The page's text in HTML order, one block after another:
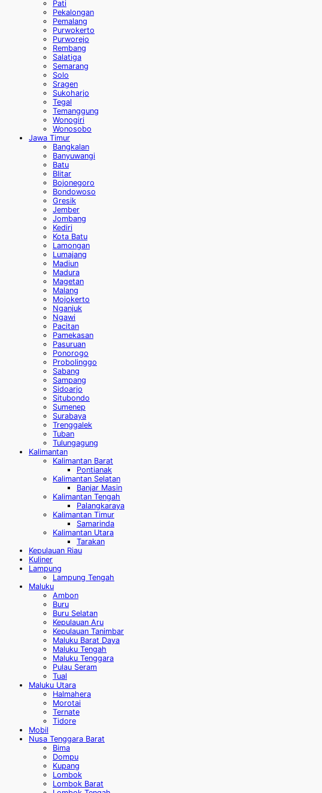
Pati
Pekalongan
Pemalang
Purwokerto
Purworejo
Rembang
Salatiga
Semarang
Solo
Sragen
Sukoharjo
Tegal
Temanggung
Wonogiri
Wonosobo
Jawa Timur
Bangkalan
Banyuwangi
Batu
Blitar
Bojonegoro
Bondowoso
Gresik
Jember
Jombang
Kediri
Kota Batu
Lamongan
Lumajang
Madiun
Madura
Magetan
Malang
Mojokerto
Nganjuk
Ngawi
Pacitan
Pamekasan
Pasuruan
Ponorogo
Probolinggo
Sabang
Sampang
Sidoarjo
Situbondo
Sumenep
Surabaya
Trenggalek
Tuban
Tulungagung
Kalimantan
Kalimantan Barat
Pontianak
Kalimantan Selatan
Banjar Masin
Kalimantan Tengah
Palangkaraya
Kalimantan Timur
Samarinda
Kalimantan Utara
Tarakan
Kepulauan Riau
Kuliner
Lampung
Lampung Tengah
Maluku
Ambon
Buru
Buru Selatan
Kepulauan Aru
Kepulauan Tanimbar
Maluku Barat Daya
Maluku Tengah
Maluku Tenggara
Pulau Seram
Tual
Maluku Utara
Halmahera
Morotai
Ternate
Tidore
Mobil
Nusa Tenggara Barat
Bima
Dompu
Kupang
Lombok
Lombok Barat